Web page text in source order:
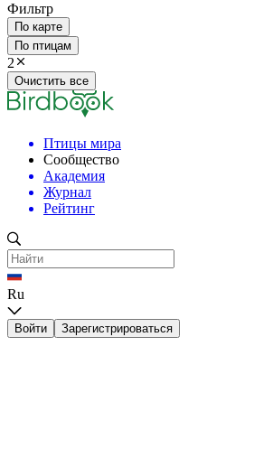
Фильтр
По карте
По птицам
2
Очистить все
Птицы мира
Сообщество
Академия
Журнал
Рейтинг
Ru
Войти Зарегистрироваться